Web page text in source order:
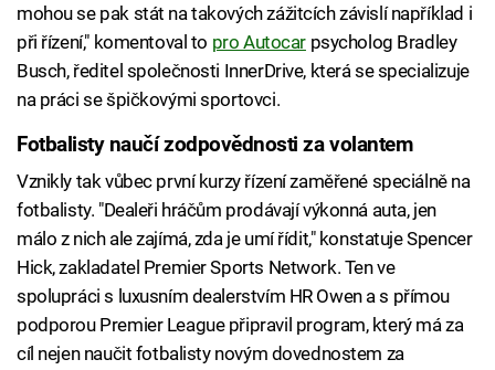
mohou se pak stát na takových zážitcích závislí například i
při řízení," komentoval to pro Autocarpsycholog Bradley
Busch, ředitel společnosti InnerDrive, která se specializuje
na práci se špičkovými sportovci.
Fotbalisty naučí zodpovědnosti za volantem
Vznikly tak vůbec první kurzy řízení zaměřené speciálně na
fotbalisty. "Dealeři hráčům prodávají výkonná auta, jen
málo z nich ale zajímá, zda je umí řídit," konstatuje Spencer
Hick, zakladatel Premier Sports Network. Ten ve
spolupráci s luxusním dealerstvím HR Owen a s přímou
podporou Premier League připravil program, který má za
cíl nejen naučit fotbalisty novým dovednostem za